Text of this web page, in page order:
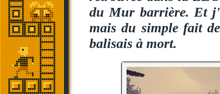
du Mur barrière. Et
mais du simple fait
balisais à mort.